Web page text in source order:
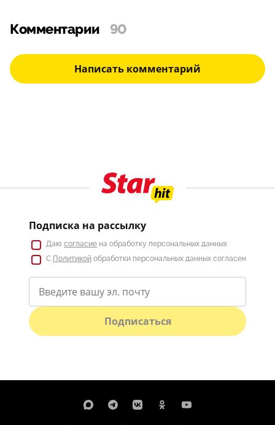
Комментарии 90
Написать комментарий
Подписка на рассылку
Даю согласие на обработку персональных данных
С Политикой обработки персональных данных согласен
Подписаться